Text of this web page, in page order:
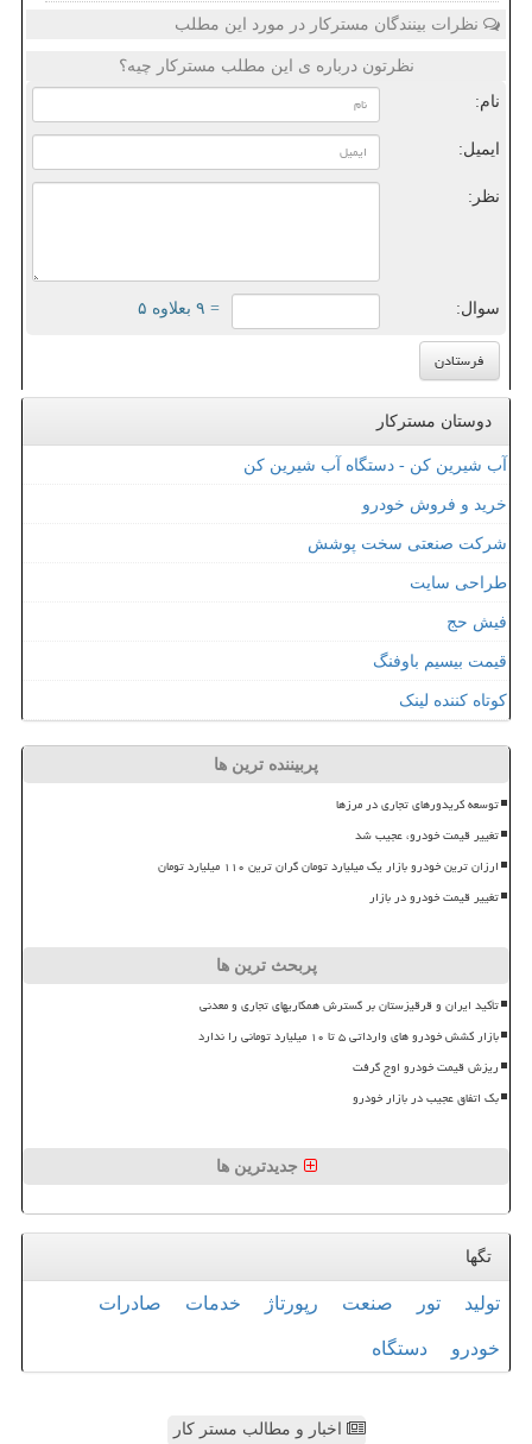
نظرات بینندگان مسترکار در مورد این مطلب
نظرتون درباره ی این مطلب مسترکار چیه؟
نام:
ایمیل:
نظر:
سوال: = ۹ بعلاوه ۵
دوستان مسترکار
آب شیرین کن - دستگاه آب شیرین کن
خرید و فروش خودرو
شرکت صنعتی سخت پوشش
طراحی سایت
فیش حج
قیمت بیسیم باوفنگ
کوتاه کننده لینک
پربیننده ترین ها
توسعه کریدورهای تجاری در مرزها
تغییر قیمت خودرو، عجیب شد
ارزان ترین خودرو بازار یک میلیارد تومان گران ترین ۱۱۰ میلیارد تومان
تغییر قیمت خودرو در بازار
پربحث ترین ها
تأکید ایران و قرقیزستان بر گسترش همکاریهای تجاری و معدنی
بازار کشش خودرو های وارداتی ۵ تا ۱۰ میلیارد تومانی را ندارد
ریزش قیمت خودرو اوج گرفت
بک اتفاق عجیب در بازار خودرو
جدیدترین ها
تگها
تولید تور صنعت رپورتاژ خدمات صادرات
خودرو دستگاه
اخبار و مطالب مستر کار